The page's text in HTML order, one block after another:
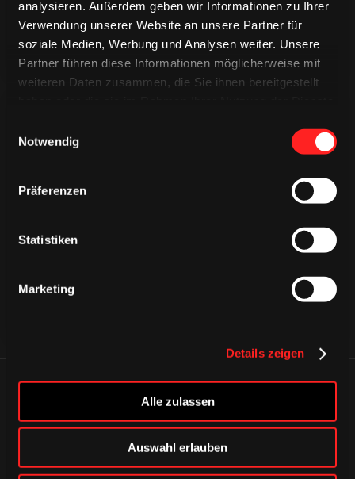
analysieren. Außerdem geben wir Informationen zu Ihrer
Verwendung unserer Website an unsere Partner für
soziale Medien, Werbung und Analysen weiter. Unsere
Partner führen diese Informationen möglicherweise mit
weiteren Daten zusammen, die Sie ihnen bereitgestellt
Notwendig
Präferenzen
Statistiken
Marketing
Details zeigen
Alle zulassen
Auswahl erlauben
ÄHNLICHE NEWS